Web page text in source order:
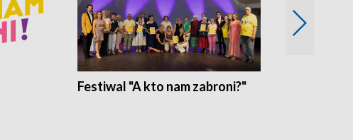
Festiwal "A kto nam zabroni?"